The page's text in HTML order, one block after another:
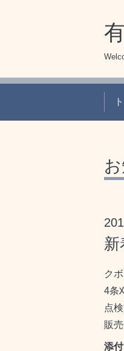
新
ク
4条
点
販
添